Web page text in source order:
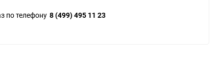
по телефону 8 (499) 495 11 23